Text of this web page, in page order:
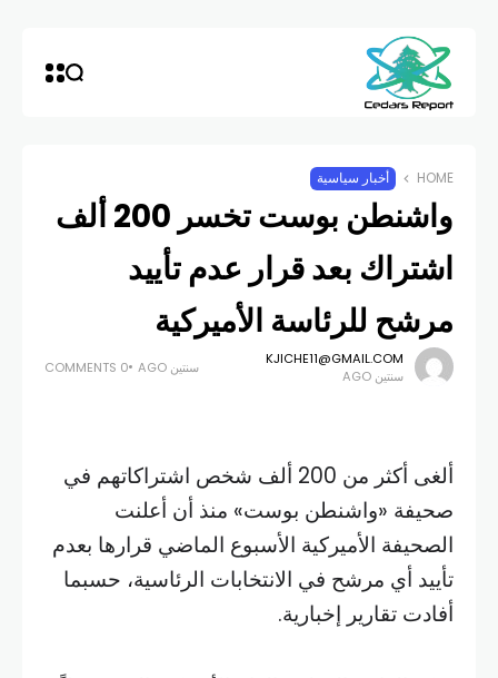
HOME أخبار سياسية
واشنطن بوست تخسر 200 ألف
اشتراك بعد قرار عدم تأييد
مرشح للرئاسة الأميركية
KJICHE11@GMAIL.COM
سنتين AGO
سنتين AGO 0 COMMENTS
ألغى أكثر من 200 ألف شخص اشتراكاتهم في
صحيفة «واشنطن بوست» منذ أن أعلنت
الصحيفة الأميركية الأسبوع الماضي قرارها بعدم
تأييد أي مرشح في الانتخابات الرئاسية، حسبما
أفادت تقارير إخبارية.